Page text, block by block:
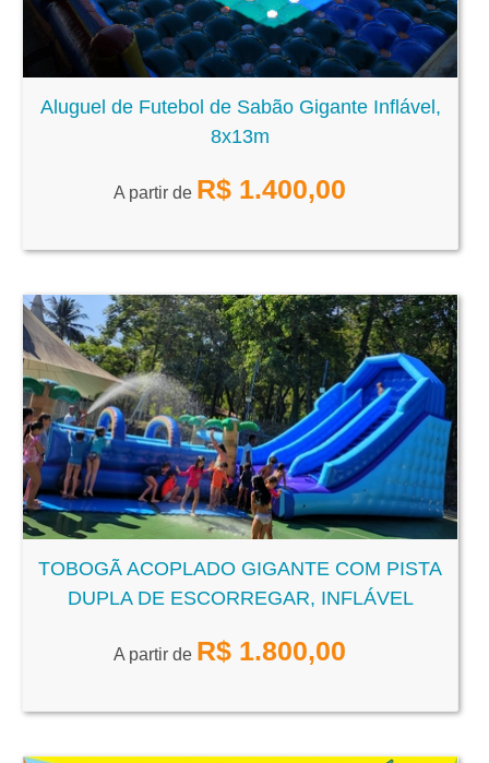
Aluguel de Futebol de Sabão Gigante Inflável,
8x13m
A partir de R$ 1.400,00
TOBOGÃ ACOPLADO GIGANTE COM PISTA
DUPLA DE ESCORREGAR, INFLÁVEL
A partir de R$ 1.800,00